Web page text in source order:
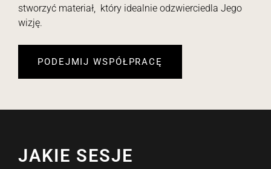
stworzyć materiał, który idealnie odzwierciedla Jego
wizję.
PODEJMIJ WSPÓŁPRACĘ
Jakie sesje